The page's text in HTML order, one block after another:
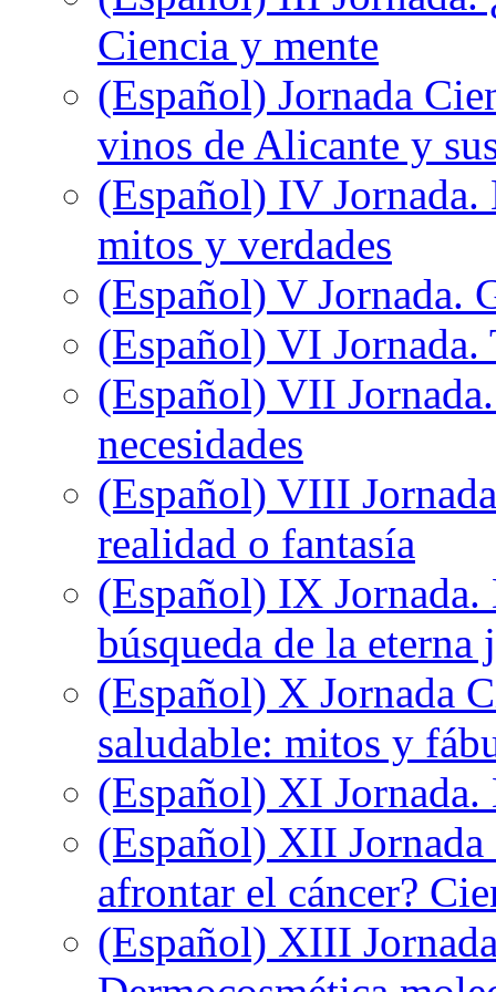
Ciencia y mente
(Español) Jornada
vinos de Alicante y
(Español) IV
mitos y verdades
(Español) V Jornada.
(Español) VI Jornada.
(Español) VII
necesidades
(Español) VIII
realidad o fantasía
(Español) IX
búsqueda de la eterna
(Español) X Jornada
saludable: mitos y
(Español) XI Jornada.
(Español) XII Jornada
afrontar el cáncer?
(Español) XIII